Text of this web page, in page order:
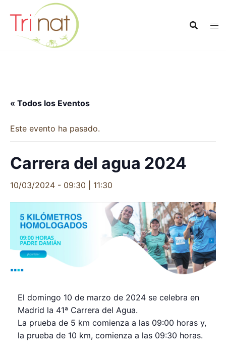
contenido
« Todos los Eventos
Este evento ha pasado.
Carrera del agua 2024
10/03/2024 - 09:30 11:30
El domingo 10 de marzo de 2024 se celebra en
Madrid la 41ª Carrera del Agua.
La prueba de 5 km comienza a las 09:00 horas y,
la prueba de 10 km, comienza a las 09:30 horas.